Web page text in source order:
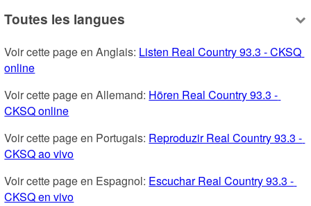
Toutes les langues
Voir cette page en Anglais: Listen Real Country 93.3 - CKSQ
online
Voir cette page en Allemand: Hören Real Country 93.3 -
CKSQ online
Voir cette page en Portugais: Reproduzir Real Country 93.3 -
CKSQ ao vivo
Voir cette page en Espagnol: Escuchar Real Country 93.3 -
CKSQ en vivo